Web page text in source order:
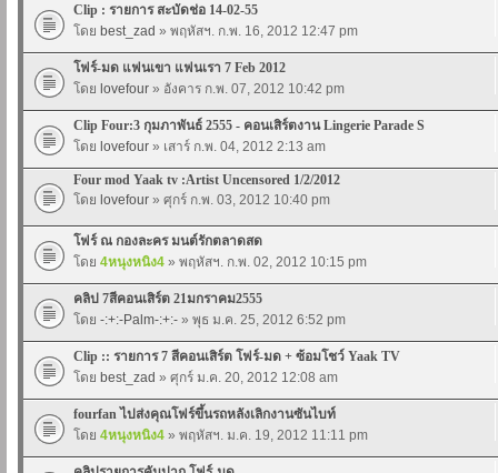
Clip : รายการ สะบัดช่อ 14-02-55
โดย best_zad » พฤหัสฯ. ก.พ. 16, 2012 12:47 pm
โฟร์-มด แฟนเขา แฟนเรา 7 Feb 2012
โดย lovefour » อังคาร ก.พ. 07, 2012 10:42 pm
Clip Four:3 กุมภาพันธ์ 2555 - คอนเสิร์ตงาน Lingerie Parade S
โดย lovefour » เสาร์ ก.พ. 04, 2012 2:13 am
Four mod Yaak tv :Artist Uncensored 1/2/2012
โดย lovefour » ศุกร์ ก.พ. 03, 2012 10:40 pm
โฟร์ ณ กองละคร มนต์รักตลาดสด
โดย 4หนุงหนิง4 » พฤหัสฯ. ก.พ. 02, 2012 10:15 pm
คลิป 7สีคอนเสิร์ต 21มกราคม2555
โดย -:+:-Palm-:+:- » พุธ ม.ค. 25, 2012 6:52 pm
Clip :: รายการ 7 สีคอนเสิร์ต โฟร์-มด + ซ้อมโชว์ Yaak TV
โดย best_zad » ศุกร์ ม.ค. 20, 2012 12:08 am
fourfan ไปส่งคุณโฟร์ขึ้นรถหลังเลิกงานซันไบท์
โดย 4หนุงหนิง4 » พฤหัสฯ. ม.ค. 19, 2012 11:11 pm